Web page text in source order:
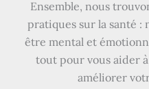
Ensemble, nous
pratiques sur la santé
être mental et
tout pour vous aider
améliorer